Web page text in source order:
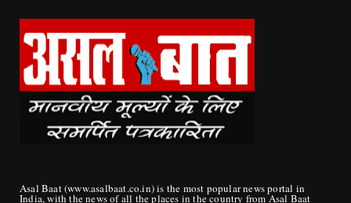
Asal Baat (www.asalbaat.co.in) is the most popular news portal in